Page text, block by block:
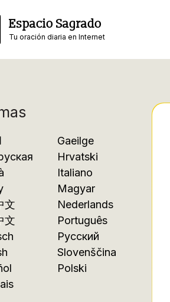
Espacio Sagrado
Tu oración diaria en Internet
文
文
Gaeilge
Hrvatski
Italiano
Magyar
Nederlands
Português
Русский
Slovenščina
Polski